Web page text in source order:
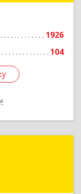
1926
104
г, Оборонная